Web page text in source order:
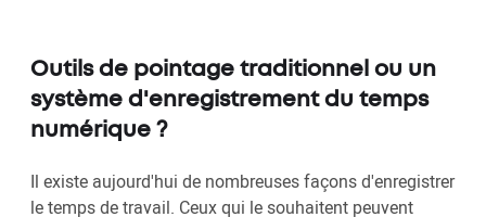
Outils de pointage traditionnel ou un
système d'enregistrement du temps
numérique ?
Il existe aujourd'hui de nombreuses façons d'enregistrer
le temps de travail. Ceux qui le souhaitent peuvent